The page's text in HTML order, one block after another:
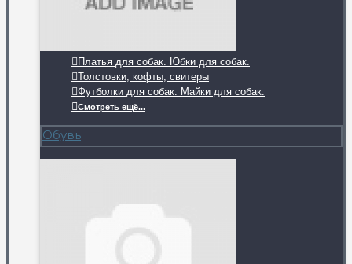
Платья для собак. Юбки для собак.
Толстовки, кофты, свитеры
Футболки для собак. Майки для собак.
Смотреть ещё...
Обувь